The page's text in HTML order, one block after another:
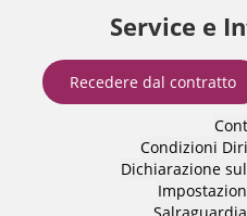
Service e
Recedere dal contratto
Condizioni
Dichiarazione